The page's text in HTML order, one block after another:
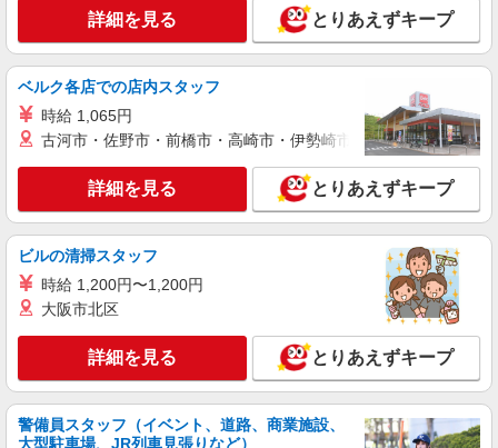
蓮田駅すぐ★病院でお掃除/食事の配膳など♪★
時給1600円〜2250円 ＜日払い有/週払い有/交
通費全支給(ガソリン代含む)＞
詳細を見る
派遣社員
株式会社kotrio /●SI-H-2101922
【職場環境◎】よすぎて全私が泣いた≫看護助
手募集♪未経験OK！
時給1600円〜2250円 ＜日払い有/週払い有/交
蓮田市
キープ 詳細を見る
詳細を見る とりあえずキープ
ベルク各店での店内スタッフ
時給 1,065円
古河市・佐野市・前橋市・高崎市・伊勢崎市・太田市・館林市
詳細を見る とりあえずキープ
ビルの清掃スタッフ
時給 1,200円〜1,200円
大阪市北区
詳細を見る とりあえずキープ
警備員スタッフ（イベント、道路、商業施設、
大型駐車場、JR列車見張りなど）